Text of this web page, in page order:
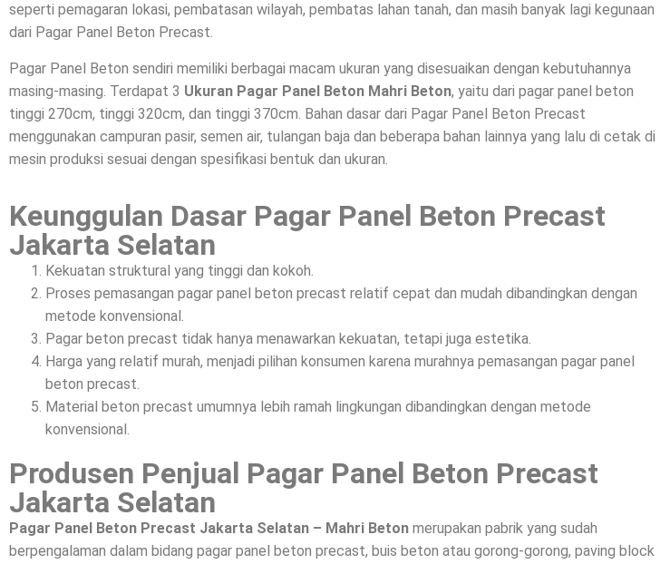
seperti pemagaran lokasi, pembatasan wilayah, pembatas lahan tanah, dan masih banyak lagi kegunaan
dari Pagar Panel Beton Precast.
Pagar Panel Beton sendiri memiliki berbagai macam ukuran yang disesuaikan dengan kebutuhannya
masing-masing. Terdapat 3 Ukuran Pagar Panel Beton Mahri Beton, yaitu dari pagar panel beton
tinggi 270cm, tinggi 320cm, dan tinggi 370cm. Bahan dasar dari Pagar Panel Beton Precast
menggunakan campuran pasir, semen air, tulangan baja dan beberapa bahan lainnya yang lalu di cetak di
mesin produksi sesuai dengan spesifikasi bentuk dan ukuran.
Keunggulan Dasar Pagar Panel Beton Precast
Jakarta Selatan
Kekuatan struktural yang tinggi dan kokoh.
Proses pemasangan pagar panel beton precast relatif cepat dan mudah dibandingkan dengan
metode konvensional.
Pagar beton precast tidak hanya menawarkan kekuatan, tetapi juga estetika.
Harga yang relatif murah, menjadi pilihan konsumen karena murahnya pemasangan pagar panel
beton precast.
Material beton precast umumnya lebih ramah lingkungan dibandingkan dengan metode
konvensional.
Produsen Penjual Pagar Panel Beton Precast
Jakarta Selatan
Pagar Panel Beton Precast Jakarta Selatan – Mahri Beton merupakan pabrik yang sudah
berpengalaman dalam bidang pagar panel beton precast, buis beton atau gorong-gorong, paving block